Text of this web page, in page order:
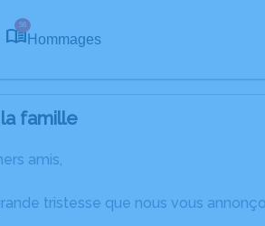
56
Hommages
famille
amis,
tristesse que nous vous